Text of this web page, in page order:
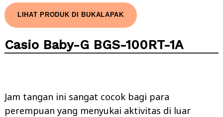
LIHAT PRODUK DI BUKALAPAK
Casio Baby-G BGS-100RT-1A
Jam tangan ini sangat cocok bagi para
perempuan yang menyukai aktivitas di luar